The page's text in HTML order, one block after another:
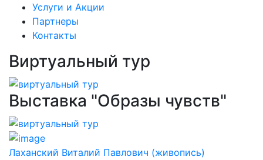
Услуги и Акции
Партнеры
Контакты
Виртуальный тур
Выставка "Образы чувств"
Лаханский Виталий Павлович (живопись)